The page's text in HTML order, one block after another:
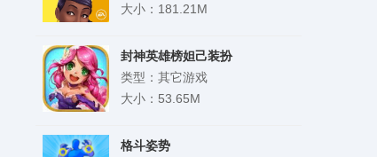
大小：181.21M
封神英雄榜妲己装扮
类型：其它游戏
大小：53.65M
格斗姿势